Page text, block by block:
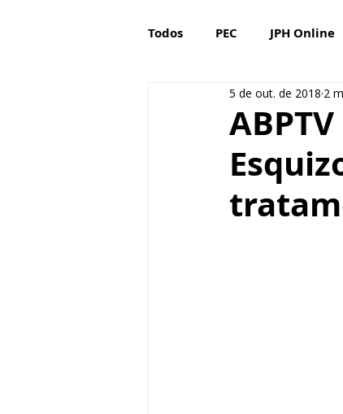
Todos PEC JPH Online
Orgulho de ser Psiquiatra
5 de out. de 2018 2